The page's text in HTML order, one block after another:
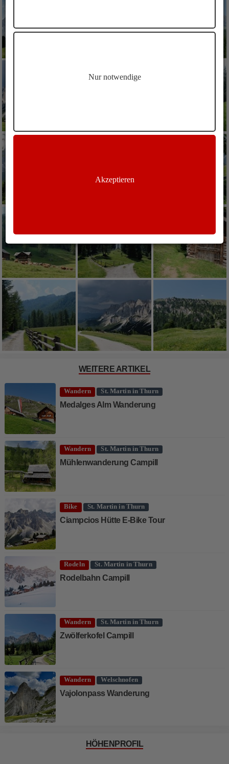
WEITERE ARTIKEL
Wandern St. Martin in Thurn
Medalges Alm Wanderung
Wandern St. Martin in Thurn
Mühlenwanderung Campill
Bike St. Martin in Thurn
Ciampcios Hütte E-Bike Tour
Rodeln St. Martin in Thurn
Rodelbahn Campill
Wandern St. Martin in Thurn
Zwölferkofel Campill
Wandern Welschnofen
Vajolonpass Wanderung
HÖHENPROFIL
Nur notwendige
Akzeptieren